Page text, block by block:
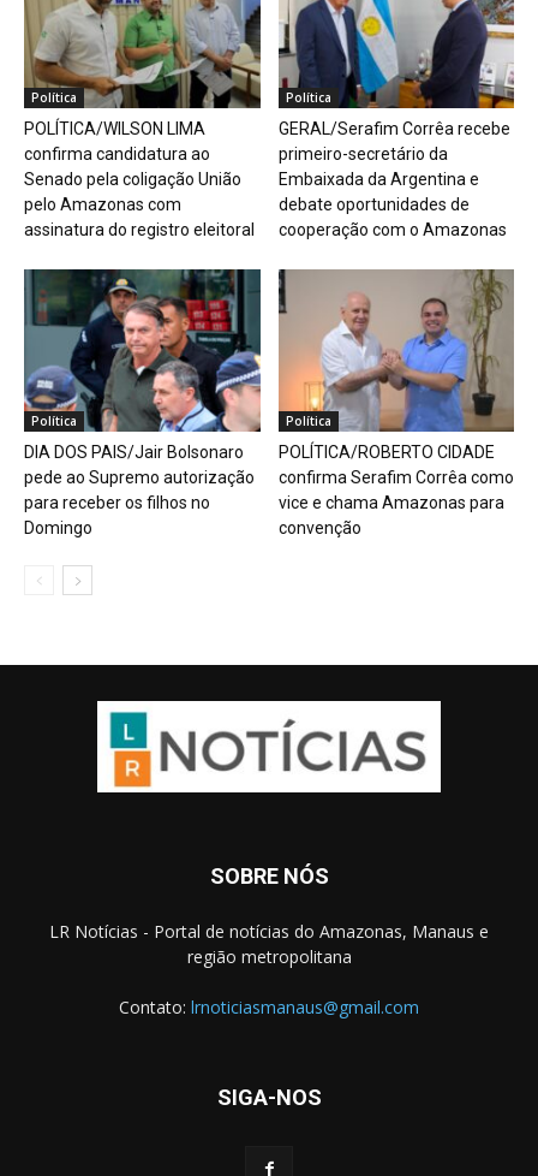
Política
POLÍTICA/WILSON LIMA
confirma candidatura ao
Senado pela coligação União
pelo Amazonas com
assinatura do registro eleitoral
Política
GERAL/Serafim Corrêa recebe
primeiro-secretário da
Embaixada da Argentina e
debate oportunidades de
cooperação com o Amazonas
Política
DIA DOS PAIS/Jair Bolsonaro
pede ao Supremo autorização
para receber os filhos no
Domingo
Política
POLÍTICA/ROBERTO CIDADE
confirma Serafim Corrêa como
vice e chama Amazonas para
convenção
SOBRE NÓS
LR Notícias - Portal de notícias do Amazonas, Manaus e
região metropolitana
Contato: lrnoticiasmanaus@gmail.com
SIGA-NOS